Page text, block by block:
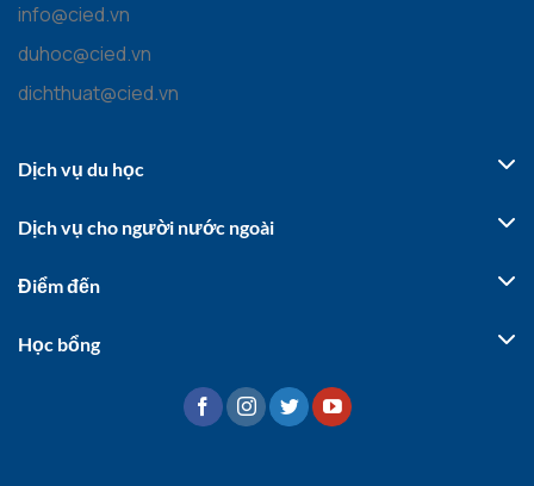
info@cied.vn
duhoc@cied.vn
dichthuat@cied.vn
Dịch vụ du học
Dịch vụ cho người nước ngoài
Điểm đến
Học bổng